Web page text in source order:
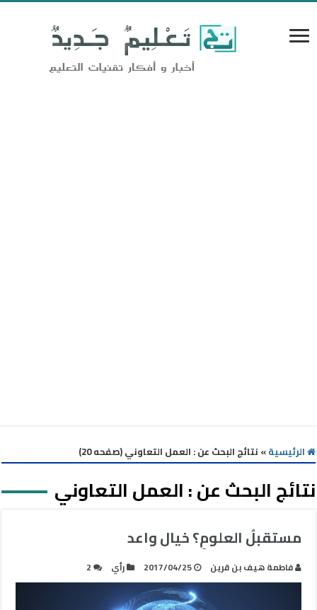
الرئيسية» نتائج البحث عن : العمل التعاوني (صفحه 20)
نتائج البحث عن :العمل التعاوني
مستقبلُ العلومِ؟ خيال واعد
فاطمة هيف بن قرين 2017/04/25 رأي 2